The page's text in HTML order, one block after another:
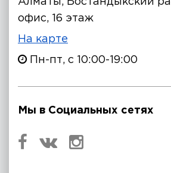
офис, 16 этаж
На карте
Пн-пт, с 10:00-19:00
Мы в Социальных сетях